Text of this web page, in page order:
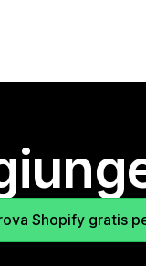
Shopify gratis